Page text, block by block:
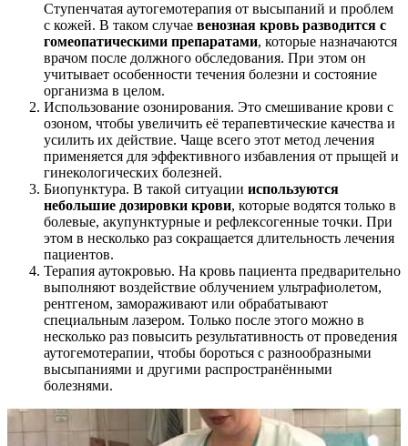
Ступенчатая аутогемотерапия от высыпаний и проблем
с кожей. В таком случае венозная кровь разводится с
гомеопатическими препаратами, которые назначаются
врачом после должного обследования. При этом он
учитывает особенности течения болезни и состояние
организма в целом.
Использование озонирования. Это смешивание крови с
озоном, чтобы увеличить её терапевтические качества и
усилить их действие. Чаще всего этот метод лечения
применяется для эффективного избавления от прыщей и
гинекологических болезней.
Биопунктура. В такой ситуации используются
небольшие дозировки крови, которые водятся только в
болевые, акупунктурные и рефлексогенные точки. При
этом в несколько раз сокращается длительность лечения
пациентов.
Терапия аутокровью. На кровь пациента предварительно
выполняют воздействие облучением ультрафиолетом,
рентгеном, замораживают или обрабатывают
специальным лазером. Только после этого можно в
несколько раз повысить результативность от проведения
аутогемотерапии, чтобы бороться с разнообразными
высыпаниями и другими распространёнными
болезнями.